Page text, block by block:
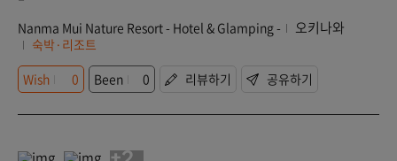
Nanma Mui Nature Resort - Hotel & Glamping - 오키나와
숙박·리조트
Wish
0 Been 0 리뷰하기 공유하기